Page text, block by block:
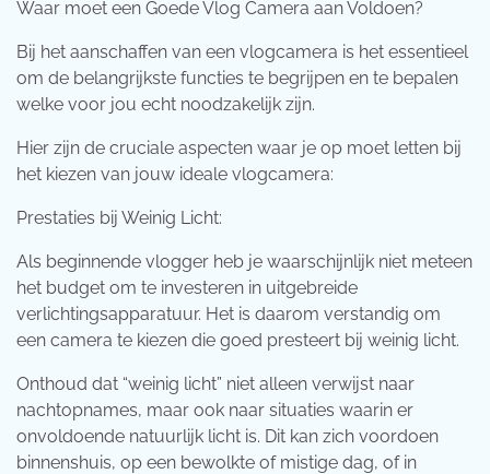
Waar moet een Goede Vlog Camera aan Voldoen?
Bij het aanschaffen van een vlogcamera is het essentieel
om de belangrijkste functies te begrijpen en te bepalen
welke voor jou echt noodzakelijk zijn.
Hier zijn de cruciale aspecten waar je op moet letten bij
het kiezen van jouw ideale vlogcamera:
Prestaties bij Weinig Licht:
Als beginnende vlogger heb je waarschijnlijk niet meteen
het budget om te investeren in uitgebreide
verlichtingsapparatuur. Het is daarom verstandig om
een camera te kiezen die goed presteert bij weinig licht.
Onthoud dat “weinig licht” niet alleen verwijst naar
nachtopnames, maar ook naar situaties waarin er
onvoldoende natuurlijk licht is. Dit kan zich voordoen
binnenshuis, op een bewolkte of mistige dag, of in